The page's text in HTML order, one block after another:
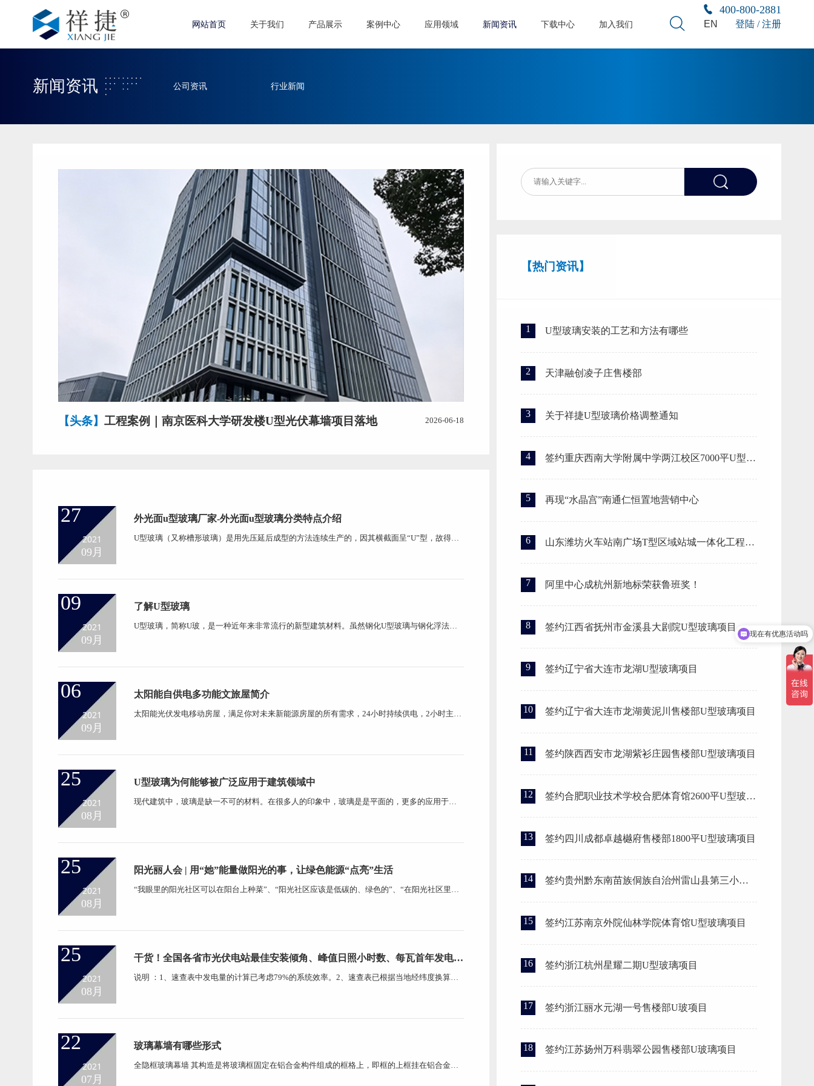
网站首页 关于我们 产品展示 案例中心 应用领域 新闻资讯 下载中心 加入我们 EN 登陆 / 注册
400-800-2881
新闻资讯 公司资讯 行业新闻
【头条】 工程案例｜南京医科大学研发楼U型光伏幕墙项目落地 2026-06-18
27
2021
09月
外光面u型玻璃厂家-外光面u型玻璃分类特点介绍
U型玻璃（又称槽形玻璃）是用先压延后成型的方法连续生产的，因其横截面呈“U”型，故得其
09
2021
09月
了解U型玻璃
U型玻璃，简称U玻，是一种近年来非常流行的新型建筑材料。虽然钢化U型玻璃与钢化浮法玻
06
2021
09月
太阳能自供电多功能文旅屋简介
太阳能光伏发电移动房屋，满足你对未来新能源房屋的所有需求，24小时持续供电，2小时主体
25
2021
08月
U型玻璃为何能够被广泛应用于建筑领域中
现代建筑中，玻璃是缺一不可的材料。在很多人的印象中，玻璃是是平面的，更多的应用于门
25
2021
08月
阳光丽人会 | 用“她”能量做阳光的事，让绿色能源“点亮”生活
“我眼里的阳光社区可以在阳台上种菜”、“阳光社区应该是低碳的、绿色的”、“在阳光社区里绿
25
2021
08月
干货！全国各省市光伏电站最佳安装倾角、峰值日照小时数、每瓦首年发电
说明 ：1、速查表中发电量的计算已考虑79%的系统效率。2、速查表已根据当地经纬度换算出
22
2021
07月
玻璃幕墙有哪些形式
全隐框玻璃幕墙 其构造是将玻璃框固定在铝合金构件组成的框格上，即框的上框挂在铝合金框
【热门资讯】
1 U型玻璃安装的工艺和方法有哪些
2 天津融创凌子庄售楼部
3 关于祥捷U型玻璃价格调整通知
4
签约重庆西南大学附属中学两江校区7000平U型玻
5 再现“水晶宫”南通仁恒置地营销中心
6
山东潍坊火车站南广场T型区域站城一体化工程U
7 阿里中心成杭州新地标荣获鲁班奖！
8 签约江西省抚州市金溪县大剧院U型玻璃项目
9 签约辽宁省大连市龙湖U型玻璃项目
10 签约辽宁省大连市龙湖黄泥川售楼部U型玻璃项目
11 签约陕西西安市龙湖紫衫庄园售楼部U型玻璃项目
12
签约合肥职业技术学校合肥体育馆2600平U型玻璃
13 签约四川成都卓越樾府售楼部1800平U型玻璃项目
14
签约贵州黔东南苗族侗族自治州雷山县第三小学U
15 签约江苏南京外院仙林学院体育馆U型玻璃项目
16 签约浙江杭州星耀二期U型玻璃项目
17 签约浙江丽水元湖一号售楼部U玻项目
18 签约江苏扬州万科翡翠公园售楼部U玻璃项目
现在有优惠活动吗